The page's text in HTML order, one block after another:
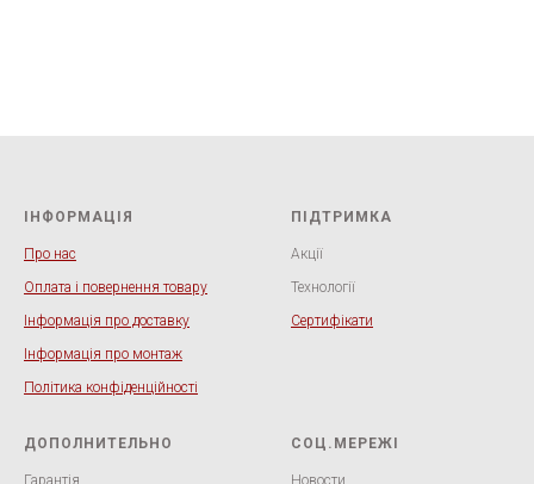
ІНФОРМАЦІЯ
Про нас
Оплата і повернення товару
Інформація про доставку
Інформація про монтаж
Політика конфіденційності
ПІДТРИМКА
Акції
Технології
Сертифікати
ДОПОЛНИТЕЛЬНО
Гарантія
СОЦ.МЕРЕЖІ
Новости